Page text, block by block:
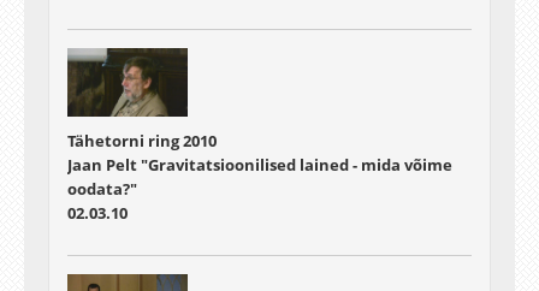
Tähetorni ring 2010
Jaan Pelt "Gravitatsioonilised lained - mida võime
oodata?"
02.03.10